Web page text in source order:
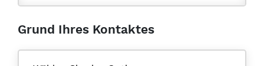
Grund Ihres Kontaktes